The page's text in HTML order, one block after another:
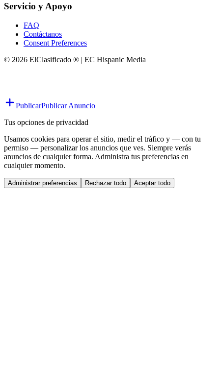
Servicio y Apoyo
FAQ
Contáctanos
Consent Preferences
© 2026 ElClasificado ® | EC Hispanic Media
PublicarPublicar Anuncio
Tus opciones de privacidad
Usamos cookies para operar el sitio, medir el tráfico y — con tu
permiso — personalizar los anuncios que ves. Siempre verás
anuncios de cualquier forma. Administra tus preferencias en
cualquier momento.
Administrar preferencias Rechazar todo Aceptar todo